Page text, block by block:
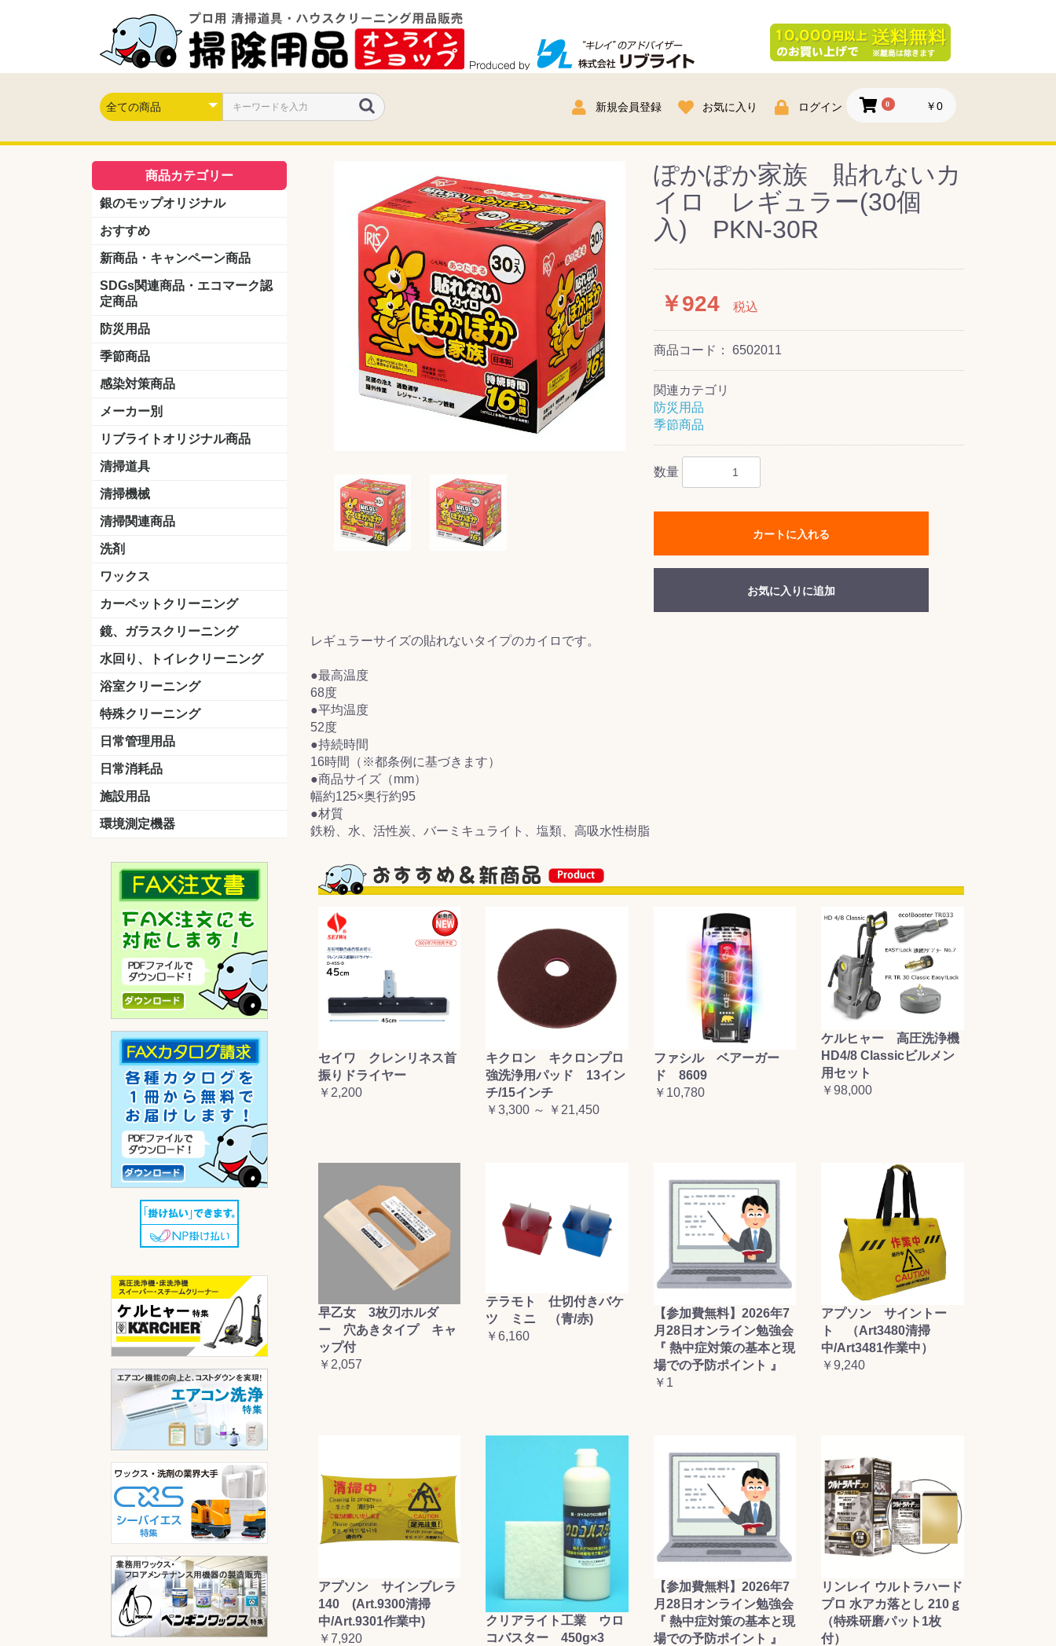
新規会員登録 お気に入り ログイン 0 ￥0
商品カテゴリー
銀のモップオリジナル
おすすめ
新商品・キャンペーン商品
キャンペーン商品
新製品
SDGs関連商品・エコマーク認
定商品
防災用品
季節商品
感染対策商品
おう吐物
除菌洗剤
うがい薬
マスク
手洗い石鹸
手指消毒
手袋
メーカー別
クオリティ
ニイタカ
シーバイエス
リンレイ
ペンギンワックス
横浜油脂工業
ミッケル化学（旧：スイショウ
ユシロ化学
コニシ
つやげん
ダイカ商事
スリーエムジャパン
山崎産業
テラモト
セイワ
エトレー
ラバーメイド
ジャパックス
日本サニパック
ケルヒャー
マキタ
ショーワグローブ
花王
サラヤ
アルボース
コスケム
ミヤキ
紺商
信徳ポミー
リブライトオリジナル商品
LLオレンジクリーナー
LL油脂専用クリーナー
LLワックスモップ
LL-21
マーベラスiL
清掃道具
ほうき
ちりとり
モップ及び関連品 ワンタッチ式モップ
水切りドライヤー
その他アタッチメント
(ワンタッチ式用)
モップ ワックス塗布
ハードフロア用ダストモップ
テラモト
その他
清掃機械
掃除機
ドライバキューム
アップライトバキューム
コードレスタイプ
高圧洗浄機
吸水機
カーペット用マシン
送風機
ポリッシャー スタンダード
高速回転
ハンディポリッシャー
関連商品
ポリッシャー・自動床洗浄機用
掃除機用紙パック
その他
清掃関連商品
ダストカート
台車
移動式バレット
脚立
モップハンガー
サインボード
光沢計
カーペット汚染度計
洗剤
床用表面洗浄剤
ハクリ剤
厨房用
工場用
石材用
サビ用
木材用
タイル用
外壁用
壁面用
手あか用
病院用
除菌用
ワックス
樹脂ワックス
半樹脂ワックス
フローリング用
病院用ワックス
中性ワックス
石材用
木床用
その他
カーペットクリーニング
洗剤
ブラシ
パット
その他
鏡、ガラスクリーニング
ガラスワイパー
シャンパー(ウオッシャー)
ガラススクイジー
ケレン
ツールホルダー
洗剤 うろこ取り
天井・高所作業
水回り、トイレクリーニング
洗剤
尿石除去剤
水アカ除去剤
排水管つまり除去剤
消臭・防臭剤
道具 ラバーカップ
水アカ除去
浴室クリーニング
洗剤
バスクリーナー
カビ取り剤
道具
特殊クリーニング
石材
エアコン
リンス&中和剤&前処理
洗浄ツール
洗浄シート
外壁
その他
日常管理用品
クリーナー
洗濯用洗剤
油汚れ落とし
サビ取り剤
タバコ専用消臭
日常消耗品
トイレットペーパー
ペーパータオル
便座除菌クリーナー
ポリ袋
施設用品
マット・他
ベンチ
灰皿
傘立
くず入れ
環境測定機器
ぽかぽか家族 貼れないカ
イロ レギュラー(30個
入) PKN-30R
￥924 税込
商品コード： 6502011
関連カテゴリ
防災用品
季節商品
数量
カートに入れる
お気に入りに追加
レギュラーサイズの貼れないタイプのカイロです。
●最高温度
68度
●平均温度
52度
●持続時間
16時間（※都条例に基づきます）
●商品サイズ（mm）
幅約125×奥行約95
●材質
鉄粉、水、活性炭、バーミキュライト、塩類、高吸水性樹脂
セイワ クレンリネス首
振りドライヤー
￥2,200
キクロン キクロンプロ
強洗浄用パッド 13イン
チ/15インチ
￥3,300 ～ ￥21,450
ファシル ベアーガー
ド 8609
￥10,780
ケルヒャー 高圧洗浄機
HD4/8 Classicビルメン
用セット
￥98,000
早乙女 3枚刃ホルダ
ー 穴あきタイプ キャ
ップ付
￥2,057
テラモト 仕切付きバケ
ツ ミニ （青/赤)
￥6,160
【参加費無料】2026年7
月28日オンライン勉強会
『 熱中症対策の基本と現
場での予防ポイント 』
￥1
アプソン サイントー
ト （Art3480清掃
中/Art3481作業中）
￥9,240
アプソン サインブレラ
140 (Art.9300清掃
中/Art.9301作業中)
￥7,920
クリアライト工業 ウロ
コバスター 450g×3
【参加費無料】2026年7
月28日オンライン勉強会
『 熱中症対策の基本と現
場での予防ポイント 』
リンレイ ウルトラハード
プロ 水アカ落とし 210ｇ
（特殊研磨パット1枚
付）